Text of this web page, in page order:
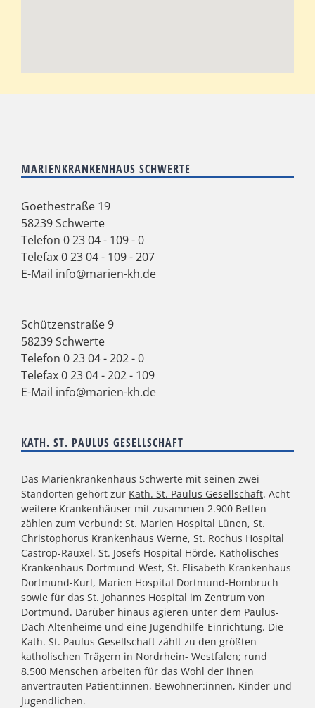
MARIENKRANKENHAUS SCHWERTE
Goethestraße 19
58239 Schwerte
Telefon 0 23 04 - 109 - 0
Telefax 0 23 04 - 109 - 207
E-Mail info@marien-kh.de
Schützenstraße 9
58239 Schwerte
Telefon 0 23 04 - 202 - 0
Telefax 0 23 04 - 202 - 109
E-Mail info@marien-kh.de
KATH. ST. PAULUS GESELLSCHAFT
Das Marienkrankenhaus Schwerte mit seinen zwei
Standorten gehört zur Kath. St. Paulus Gesellschaft. Acht
weitere Krankenhäuser mit zusammen 2.900 Betten
zählen zum Verbund: St. Marien Hospital Lünen, St.
Christophorus Krankenhaus Werne, St. Rochus Hospital
Castrop-Rauxel, St. Josefs Hospital Hörde, Katholisches
Krankenhaus Dortmund-West, St. Elisabeth Krankenhaus
Dortmund-Kurl, Marien Hospital Dortmund-Hombruch
sowie für das St. Johannes Hospital im Zentrum von
Dortmund. Darüber hinaus agieren unter dem Paulus-
Dach Altenheime und eine Jugendhilfe-Einrichtung. Die
Kath. St. Paulus Gesellschaft zählt zu den größten
katholischen Trägern in Nordrhein- Westfalen; rund
8.500 Menschen arbeiten für das Wohl der ihnen
anvertrauten Patient:innen, Bewohner:innen, Kinder und
Jugendlichen.